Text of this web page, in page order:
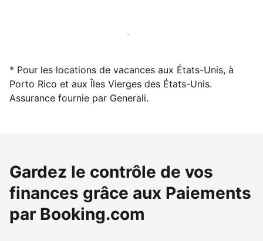
Accueillez des clients avec nous dès maintenant
* Pour les locations de vacances aux États-Unis, à
Porto Rico et aux Îles Vierges des États-Unis.
Assurance fournie par Generali.
Gardez le contrôle de vos
finances grâce aux Paiements
par Booking.com